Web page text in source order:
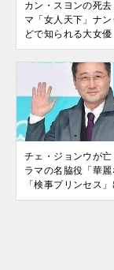
カン・スヨンの死去
マ「女人天下」ナ
どで知られる大女優
チェ・ジョンウが亡
ラマの名脇役「華麗
「検事プリンセス